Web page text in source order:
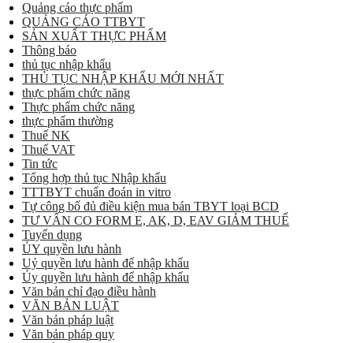
Quảng cáo thực phẩm
QUẢNG CÁO TTBYT
SẢN XUẤT THỰC PHẨM
Thông báo
thủ tục nhập khẩu
THỦ TỤC NHẬP KHẨU MỚI NHẤT
thực phẩm chức năng
Thực phẩm chức năng
thực phẩm thường
Thuế NK
Thuế VAT
Tin tức
Tổng hợp thủ tục Nhập khẩu
TTTBYT chuẩn đoán in vitro
Tự công bố đủ điều kiện mua bán TBYT loại BCD
TƯ VẤN CO FORM E, AK, D, EAV GIẢM THUẾ
Tuyển dụng
ỦY quyền lưu hành
Uỷ quyền lưu hành để nhập khẩu
Ủy quyền lưu hành để nhập khẩu
Văn bản chỉ đạo điều hành
VĂN BẢN LUẬT
Văn bản pháp luật
Văn bản pháp quy